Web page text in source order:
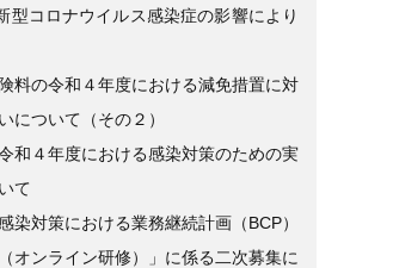
型コロナウイルス感染症の影響により
料の令和４年度における減免措置に対
について（その２）
和４年度における感染対策のための実
て
染対策における業務継続計画（BCP）
オンライン研修）」に係る二次募集に